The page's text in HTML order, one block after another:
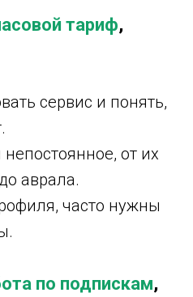
тариф,
сервис и понять,
от их
аврала.
часто нужны
по подпискам,